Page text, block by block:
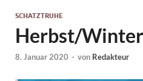
SCHATZTRUHE
Herbst/
8. Januar 2020 - von Redakteur